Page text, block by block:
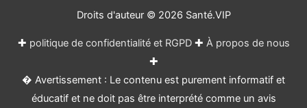
Droits d'auteur © 2026 Santé.VIP
✚ politique de confidentialité et RGPD✚ À propos de nous
✚
� Avertissement : Le contenu est purement informatif et
éducatif et ne doit pas être interprété comme un avis